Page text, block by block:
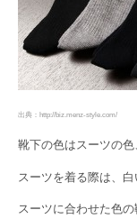
出典：http://biz.menz-style.com/
靴下の色はスーツの色
スーツを着る際は、
スーツに合わせた色